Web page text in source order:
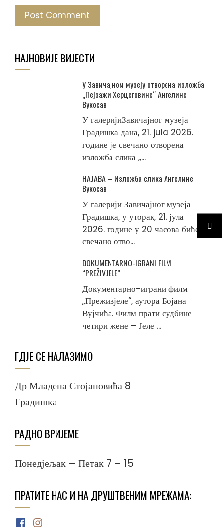
НАЈНОВИЈЕ ВИЈЕСТИ
У Завичајном музеју отворена изложба
„Пејзажи Херцеговине“ Ангелине
Вукосав
У галеријиЗавичајног музеја
Градишка дана, 21. jula 2026.
године је свечано отворена
изложба слика „...
НАЈАВА – Изложба слика Ангелине
Вукосав
У галерији Завичајног музеја
Градишка, у уторак, 21. јула
2026. године у 20 часова биће
свечано отво...
DOKUMENTARNO-IGRANI FILM
“PREŽIVJELE”
Документарно-играни филм
„Преживјеле“, аутора Бојана
Вујчића. Филм прати судбине
четири жене – Јеле ...
ГДЈЕ СЕ НАЛАЗИМО
Др Младена Стојановића 8
Градишка
РАДНО ВРИЈЕМЕ
Понедјељак – Петак 7 – 15
ПРАТИТЕ НАС И НА ДРУШТВЕНИМ МРЕЖАМА:
Facebook
Instagram